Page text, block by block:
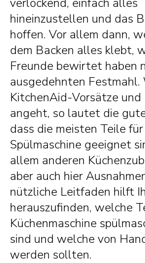
hineinzustellen und das
hoffen. Vor allem dann,
dem Backen alles klebt,
Freunde bewirtet haben
ausgedehnten Festmahl.
KitchenAid-Vorsätze
angeht, so lautet die
dass die meisten Teile
Spülmaschine geeignet
allem anderen
aber auch hier
nützliche Leitfaden hilft
herauszufinden, welche
Küchenmaschine
sind und welche von
werden sollten.